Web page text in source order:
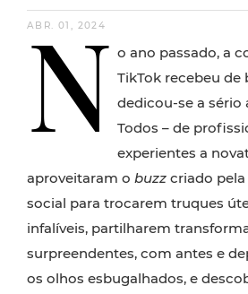
ABR. 01, 2024
N o ano passado, a
TikTok recebeu de
dedicou-se a sério
Todos – de
experientes a
aproveitaram o buzz criado
social para trocarem truques
infalíveis, partilharem
surpreendentes, com antes e
os olhos esbugalhados, e